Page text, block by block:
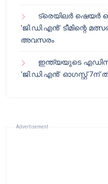
ട്രെയിലർ ഷെയർ
‘ജി.ഡി.എൻ’ ടീമിന്റെ
അവസരം
ഇന്ത്യയുടെ
‘ജി.ഡി.എൻ’ ഓഗസ്റ്റ് 7ന്
Advertisement